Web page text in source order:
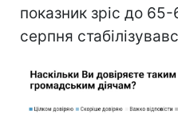
показник зріс до
серпня